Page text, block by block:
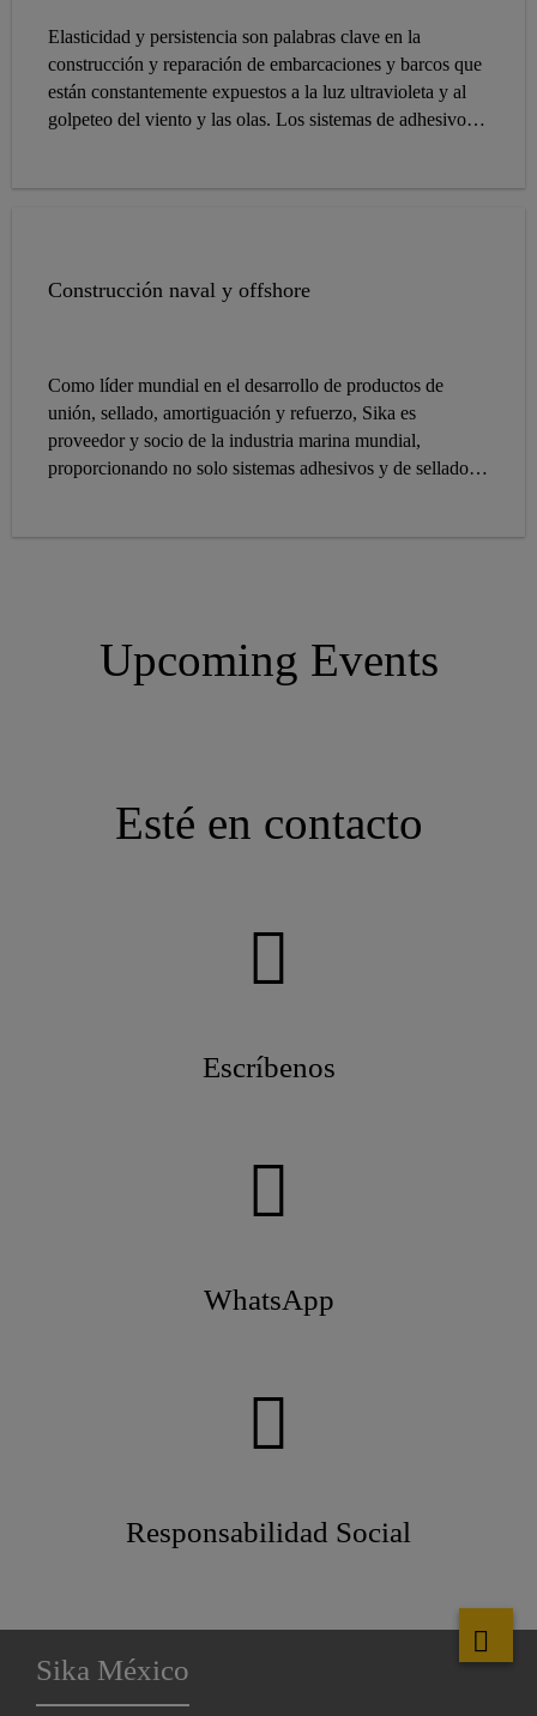
Elasticidad y persistencia son palabras clave en la
construcción y reparación de embarcaciones y barcos que
están constantemente expuestos a la luz ultravioleta y al
golpeteo del viento y las olas. Los sistemas de adhesivos
de Sika cubre todas sus necesidades de calafateo,
Construcción naval y offshore
Como líder mundial en el desarrollo de productos de
unión, sellado, amortiguación y refuerzo, Sika es
proveedor y socio de la industria marina mundial,
proporcionando no solo sistemas adhesivos y de sellado,
Upcoming Events
Esté en contacto
Escríbenos
WhatsApp
Responsabilidad Social
Sika México